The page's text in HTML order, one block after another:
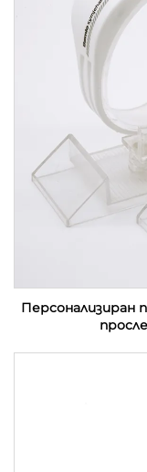
Персонализиран